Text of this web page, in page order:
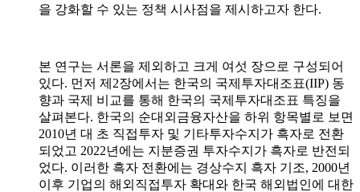
을 강화할 수 있는 정책 시사점을 제시하고자 한다.
본 연구는 서론을 제외하고 크게 여섯 장으로 구성되어
있다. 먼저 제2장에서는 한국의 국제투자대조표(IIP) 동
향과 국제 비교를 통해 한국의 국제투자대조표 특징을
살펴본다. 한국의 순대외금융자산을 하위 항목별로 보면
2010년 대 초 직접투자 및 기타투자수지가 흑자로 전환
되었고 2022년에는 지분증권 투자수지가 흑자로 반전되
었다. 이러한 흑자 전환에는 경상수지 흑자 기조, 2000년
이후 기업의 해외직접투자 확대와 한국 해외법인에 대한